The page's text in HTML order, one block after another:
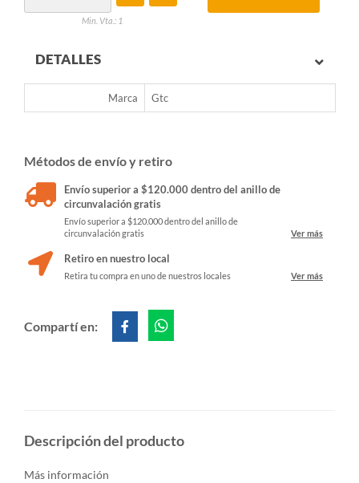
Min. Vta.: 1
DETALLES
Marca Gtc
Métodos de envío y retiro
Envío superior a $120.000 dentro del anillo de
circunvalación gratis
Envío superior a $120.000 dentro del anillo de
circunvalación gratis
Ver más
Retiro en nuestro local
Retira tu compra en uno de nuestros locales Ver más
Compartí en:
Descripción del producto
Más información